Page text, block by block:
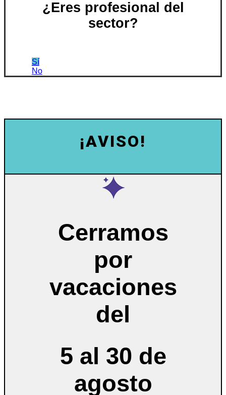
¿Eres profesional del
sector?
Sí
No
¡AVISO!
Cerramos
por
vacaciones
del
5 al 30 de
agosto